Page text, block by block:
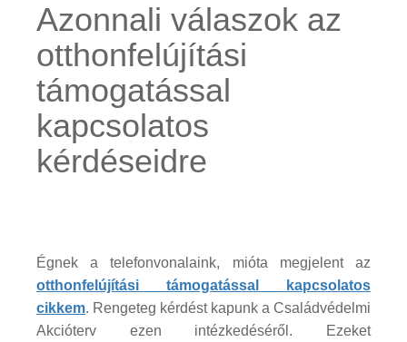
Azonnali válaszok az
otthonfelújítási
támogatással
kapcsolatos
kérdéseidre
Égnek a telefonvonalaink, mióta megjelent az
otthonfelújítási támogatással kapcsolatos
cikkem. Rengeteg kérdést kapunk a Családvédelmi
Akcióterv ezen intézkedéséről. Ezeket